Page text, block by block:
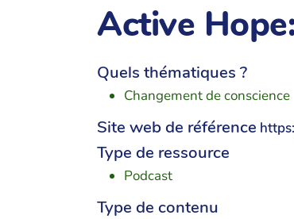
Active
Quels thématiques ?
Changement de conscience
Site web de référence
Type de ressource
Podcast
Type de contenu